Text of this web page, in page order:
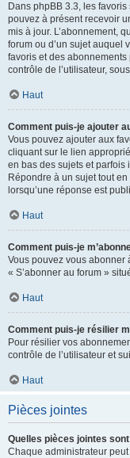
Dans phpBB 3.3, les
pouvez à présent recevoir
mis à jour. L’abonnement,
forum ou d’un sujet auquel
favoris et des
contrôle de l’utilisateur,
Haut
Comment puis-je ajouter
Vous pouvez ajouter aux
cliquant sur le lien
en bas des sujets et parfois
Répondre à un sujet tout
lorsqu’une réponse est
Haut
Comment puis-je
Vous pouvez vous abonner
« S’abonner au forum »
Haut
Comment puis-je résilier
Pour résilier vos
contrôle de l’utilisateur et
Haut
Pièces jointes
Quelles pièces jointes
Chaque administrateur